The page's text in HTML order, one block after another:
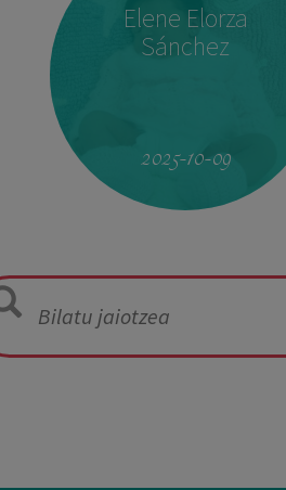
Elene Elorza
Sánchez
2025-10-09